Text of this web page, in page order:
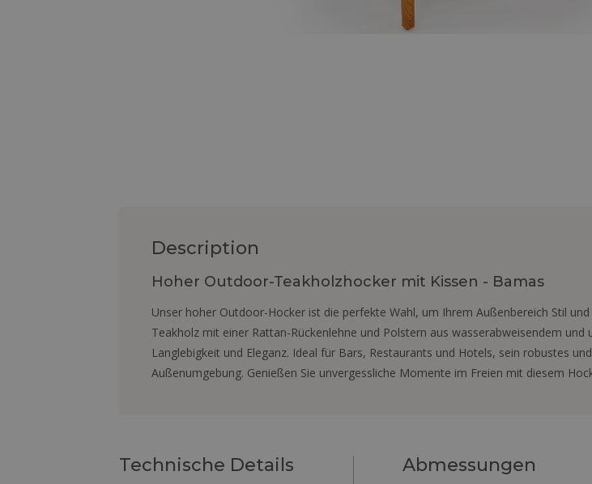
Description
Hoher Outdoor-Teakholzhocker mit Kissen - Bamas
Unser hoher Outdoor-Hocker ist die perfekte Wahl, um Ihrem Außenbereich Stil
Teakholz mit einer Rattan-Rückenlehne und Polstern aus wasserabweisendem
Langlebigkeit und Eleganz. Ideal für Bars, Restaurants und Hotels, sein robustes
Außenumgebung. Genießen Sie unvergessliche Momente im Freien mit diesem
Technische Details Abmessungen